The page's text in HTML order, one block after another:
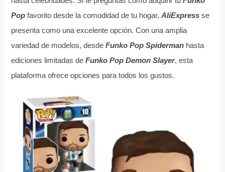
Popfavorito desde la comodidad de tu hogar, AliExpressse
presenta como una excelente opción. Con una amplia
variedad de modelos, desde Funko Pop Spidermanhasta
ediciones limitadas de Funko Pop Demon Slayer, esta
plataforma ofrece opciones para todos los gustos.